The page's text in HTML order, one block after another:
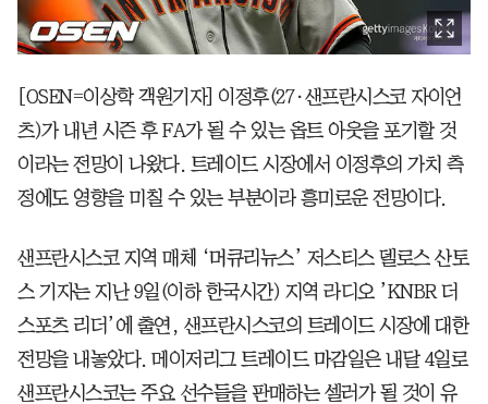
[OSEN=이상학 객원기자] 이정후(27·샌프란시스코 자이언
츠)가 내년 시즌 후 FA가 될 수 있는 옵트 아웃을 포기할 것
이라는 전망이 나왔다. 트레이드 시장에서 이정후의 가치 측
정에도 영향을 미칠 수 있는 부분이라 흥미로운 전망이다.
샌프란시스코 지역 매체 ‘머큐리뉴스’ 저스티스 델로스 산토
스 기자는 지난 9일(이하 한국시간) 지역 라디오 ’KNBR 더
스포츠 리더’에 출연, 샌프란시스코의 트레이드 시장에 대한
전망을 내놓았다. 메이저리그 트레이드 마감일은 내달 4일로
샌프란시스코는 주요 선수들을 판매하는 셀러가 될 것이 유